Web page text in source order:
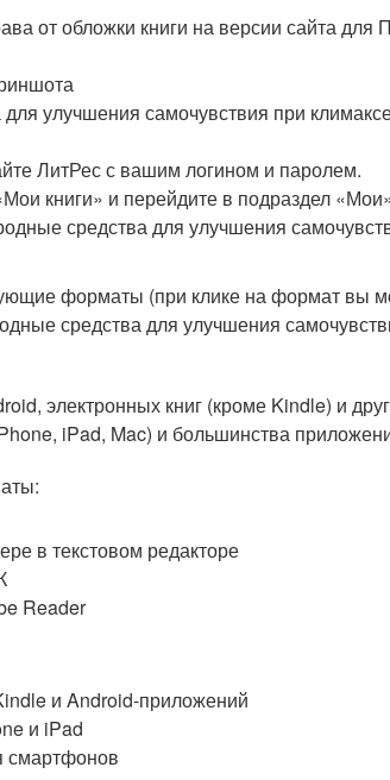
от обложки книги на версии сайта для
улучшения самочувствия при
ЛитРес с вашим логином и паролем.
книги» и перейдите в подраздел
средства для улучшения
форматы (при клике на формат вы
средства для улучшения
электронных книг (кроме Kindle) и
iPad, Mac) и большинства
в текстовом редакторе
Reader
и Android-приложений
и iPad
смартфонов